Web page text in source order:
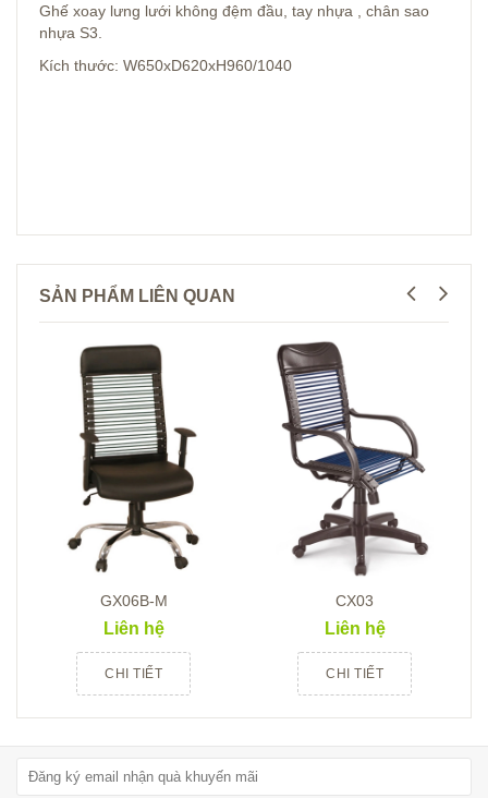
Ghế xoay lưng lưới không đệm đầu, tay nhựa , chân sao
nhựa S3.
Kích thước: W650xD620xH960/1040
SẢN PHẨM LIÊN QUAN
GX06B-M
Liên hệ
CHI TIẾT
CX03
Liên hệ
CHI TIẾT